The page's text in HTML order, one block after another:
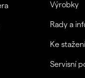
Výrobky
Rady a
Ke
Servisní